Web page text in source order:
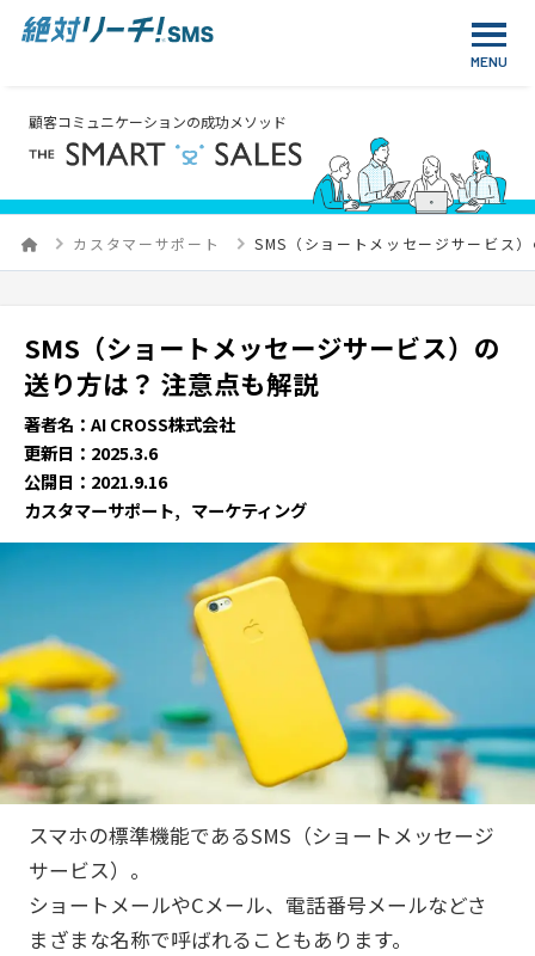
顧客コミュニケーションの成功メソッド
カスタマーサポート SMS（ショートメッセージサービス
SMS（ショートメッセージサービス）の
送り方は？ 注意点も解説
著者名：AI CROSS株式会社
更新日：2025.3.6
公開日：2021.9.16
カスタマーサポート
マーケティング
スマホの標準機能であるSMS（ショートメッセージ
サービス）。
ショートメールやCメール、電話番号メールなどさ
まざまな名称で呼ばれることもあります。